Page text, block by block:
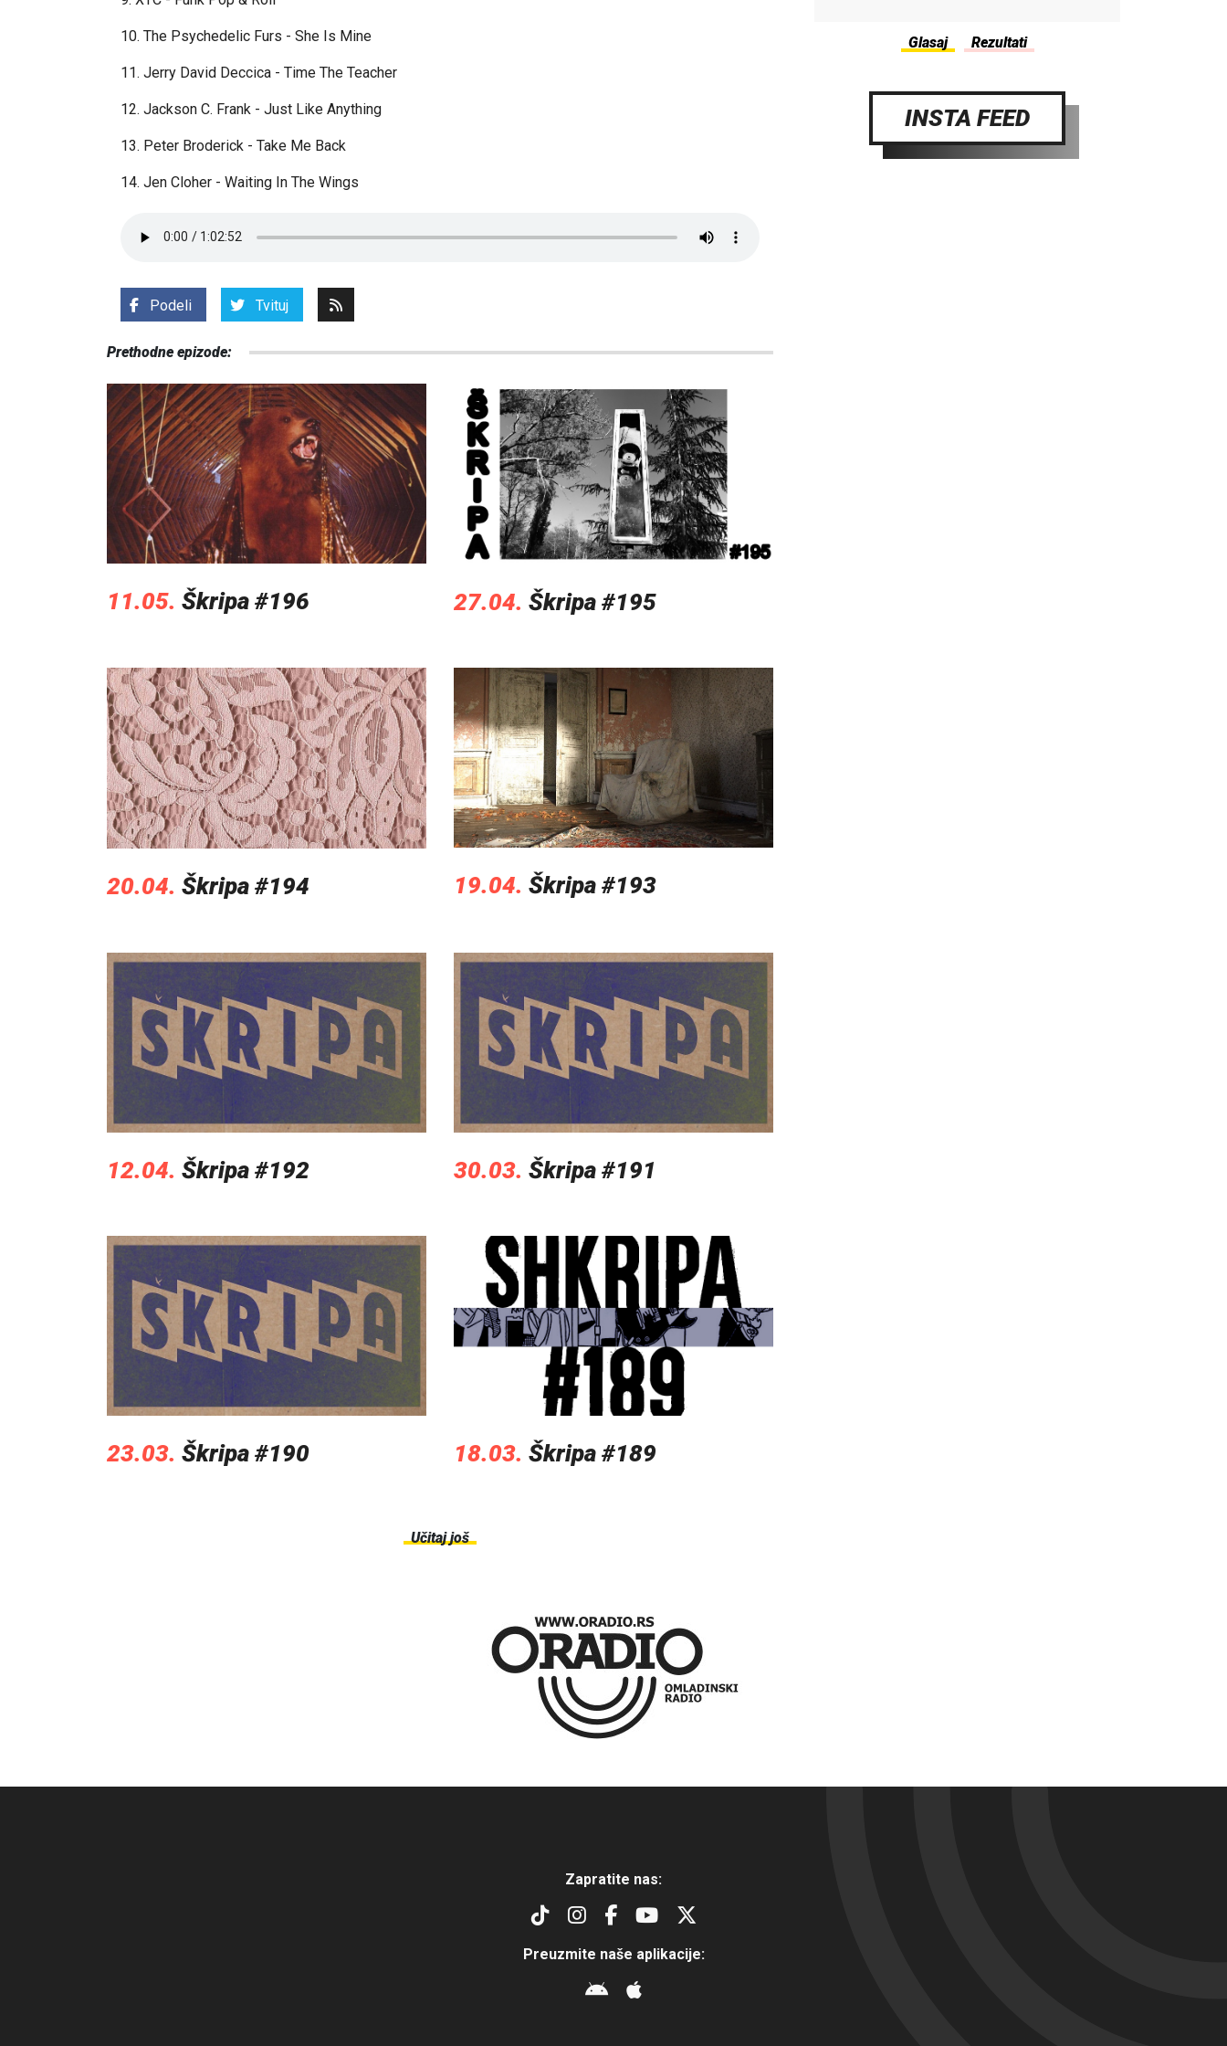
10. The Psychedelic Furs - She Is Mine
11. Jerry David Deccica - Time The Teacher
12. Jackson C. Frank - Just Like Anything
13. Peter Broderick - Take Me Back
14. Jen Cloher - Waiting In The Wings
Podeli Tvituj
Prethodne epizode:
11.05. Škripa #196 27.04. Škripa #195
20.04. Škripa #194 19.04. Škripa #193
12.04. Škripa #192 30.03. Škripa #191
23.03. Škripa #190 18.03. Škripa #189
Učitaj još
INSTA FEED
Zapratite nas:
Preuzmite naše aplikacije: